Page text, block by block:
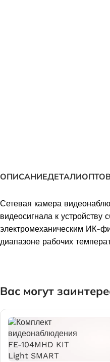
ОПИСАНИЕДЕТАЛИ
Сетевая камера
видеосигнала к
электромеханическим ИК-
диапазоне рабочих
Вас могут